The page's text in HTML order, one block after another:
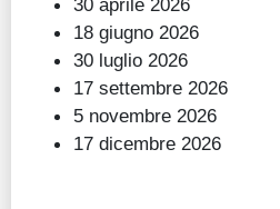
30 aprile 2026
18 giugno 2026
30 luglio 2026
17 settembre 2026
5 novembre 2026
17 dicembre 2026